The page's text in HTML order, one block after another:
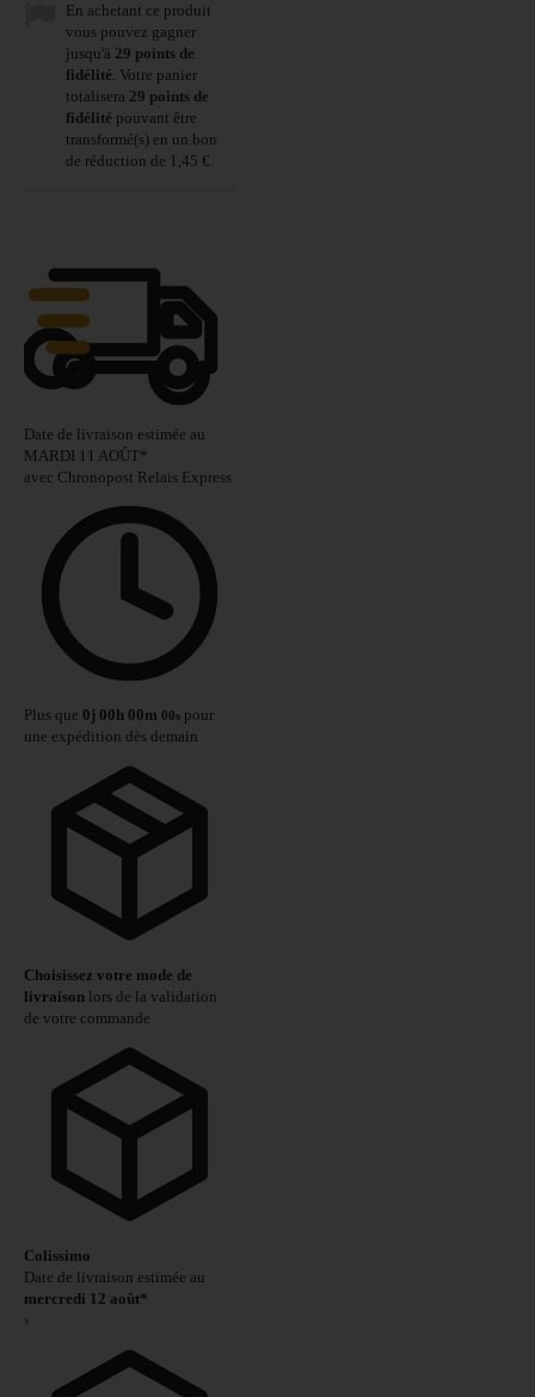
En achetant ce produit
vous pouvez gagner
jusqu'à 29 points de
fidélité. Votre panier
totalisera 29 points de
fidélité pouvant être
transformé(s) en un bon
de réduction de 1,45 €.
Date de livraison estimée au
MARDI 11 AOÛT*
avec Chronopost Relais Express
Plus que 0j 00h 00m 00s pour
une expédition dès demain
Choisissez votre mode de
livraison lors de la validation
de votre commande
Colissimo
Date de livraison estimée au
mercredi 12 août*
›